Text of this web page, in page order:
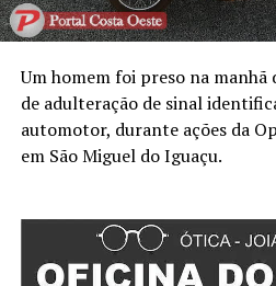
Um homem foi preso na manhã
de adulteração de sinal
automotor, durante ações da
em São Miguel do Iguaçu.